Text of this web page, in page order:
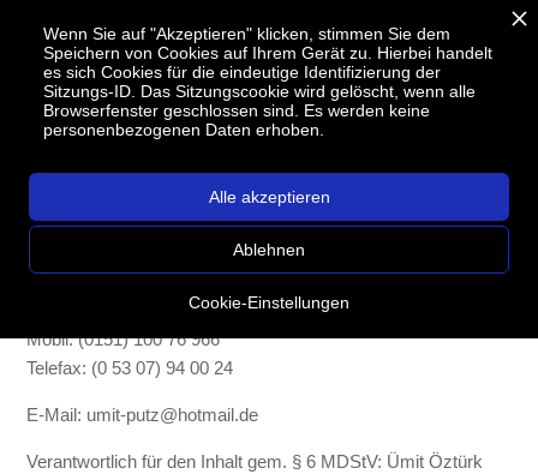
Impressum
Aschenkamp 6
38110 Braunschweig
Telefon: (0 53 07) 94 00 24
Mobil: (0151) 100 76 966
Telefax: (0 53 07) 94 00 24
E-Mail: umit-putz@hotmail.de
Verantwortlich für den Inhalt gem. § 6 MDStV: Ümit Öztürk
Wenn Sie auf "Akzeptieren" klicken, stimmen Sie dem
Speichern von Cookies auf Ihrem Gerät zu. Hierbei handelt
es sich Cookies für die eindeutige Identifizierung der
Sitzungs-ID. Das Sitzungscookie wird gelöscht, wenn alle
Browserfenster geschlossen sind. Es werden keine
personenbezogenen Daten erhoben.
Cookie-Einstellungen
Ablehnen
Alle akzeptieren